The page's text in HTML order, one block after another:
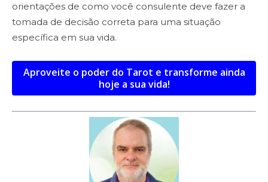
orientações de como você consulente deve fazer a
tomada de decisão correta para uma situação
específica em sua vida.
Aproveite o poder do Tarot e transforme ainda
hoje a sua vida!